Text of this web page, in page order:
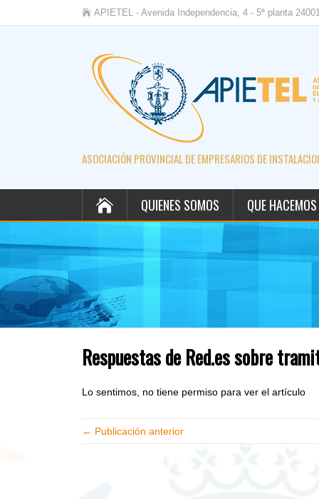
APIETEL - Avenida Independencia, 4 - 5ª planta
ASOCIACIÓN PROVINCIAL DE EMPRESARIOS DE
QUIENES SOMOS QUE HACEMOS
Respuestas de Red.es sobre
Lo sentimos, no tiene permiso para ver el artículo
← Publicación anterior